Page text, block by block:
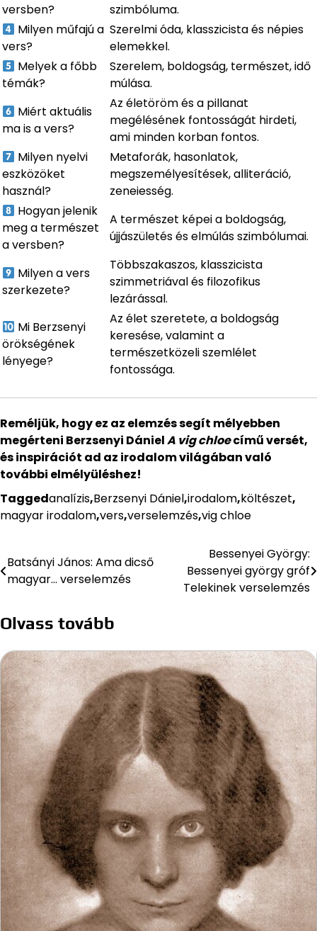
versben?
szimbóluma.
Milyen műfajú a
vers?
Szerelmi óda, klasszicista és népies
elemekkel.
Melyek a főbb
témák?
Szerelem, boldogság, természet, idő
múlása.
Miért aktuális
ma is a vers?
Az életöröm és a pillanat
megélésének fontosságát hirdeti,
ami minden korban fontos.
Milyen nyelvi
eszközöket
használ?
Metaforák, hasonlatok,
megszemélyesítések, alliteráció,
zeneiesség.
Hogyan jelenik
meg a természet
a versben?
A természet képei a boldogság,
újjászületés és elmúlás szimbólumai.
Milyen a vers
szerkezete?
Többszakaszos, klasszicista
szimmetriával és filozofikus
lezárással.
Mi Berzsenyi
örökségének
lényege?
Az élet szeretete, a boldogság
keresése, valamint a
természetközeli szemlélet
fontossága.
Reméljük, hogy ez az elemzés segít mélyebben
megérteni Berzsenyi DánielA vig chloecímű versét,
és inspirációt ad az irodalom világában való
további elmélyüléshez!
Taggedanalízis,Berzsenyi Dániel,irodalom,költészet,
magyar irodalom,vers,verselemzés,vig chloe
Bejegyzés
navigáció
Batsányi János: Ama dicső
magyar… verselemzés
Bessenyei György:
Bessenyei györgy gróf
Telekinek verselemzés
Olvass tovább